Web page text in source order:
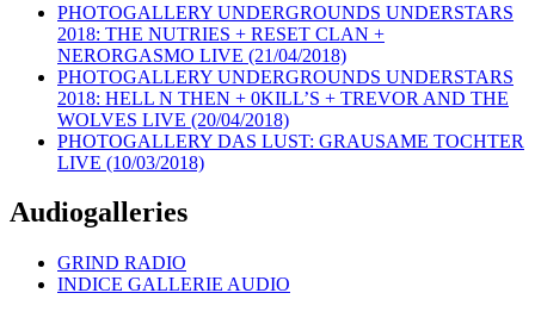
PHOTOGALLERY UNDERGROUNDS UNDERSTARS
2018: THE NUTRIES + RESET CLAN +
NERORGASMO LIVE (21/04/2018)
PHOTOGALLERY UNDERGROUNDS UNDERSTARS
2018: HELL N THEN + 0KILL’S + TREVOR AND THE
WOLVES LIVE (20/04/2018)
PHOTOGALLERY DAS LUST: GRAUSAME TOCHTER
LIVE (10/03/2018)
Audiogalleries
GRIND RADIO
INDICE GALLERIE AUDIO